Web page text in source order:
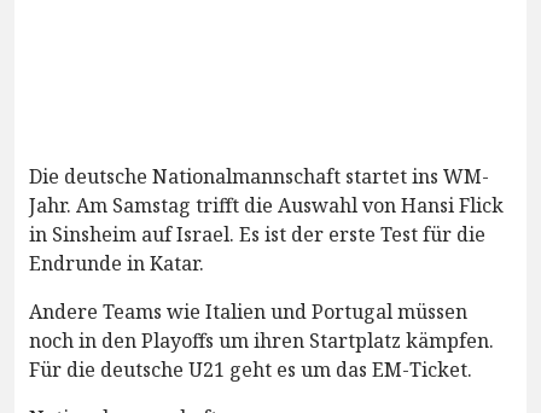
Die deutsche Nationalmannschaft startet ins WM-
Jahr. Am Samstag trifft die Auswahl von Hansi Flick
in Sinsheim auf Israel. Es ist der erste Test für die
Endrunde in Katar.
Andere Teams wie Italien und Portugal müssen
noch in den Playoffs um ihren Startplatz kämpfen.
Für die deutsche U21 geht es um das EM-Ticket.